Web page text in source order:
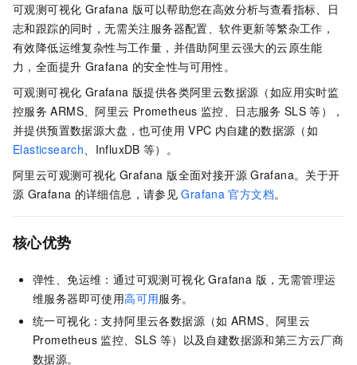
可观测可视化 Grafana 版可以帮助您在高效分析与查看指标、日
志和跟踪的同时，无需关注服务器配置、软件更新等繁杂工作，
有效降低运维复杂性与工作量，并借助阿里云强大的云原生能
力，全面提升 Grafana 的安全性与可用性。
可观测可视化 Grafana 版提供各类阿里云数据源（如应用实时监
控服务 ARMS、阿里云 Prometheus 监控、日志服务 SLS 等），
并提供预置数据源大盘，也可使用 VPC 内自建的数据源（如
Elasticsearch、InfluxDB 等）。
阿里云可观测可视化 Grafana 版全面对接开源 Grafana。关于开
源 Grafana 的详细信息，请参见 Grafana 官方文档。
核心优势
弹性、免运维：通过可观测可视化 Grafana 版 ，无需管理运
维服务器即可使用高可用服务。
统一可视化：支持阿里云各数据源（如 ARMS、阿里云
Prometheus 监控、SLS 等）以及自建数据源和第三方云厂商
数据源。